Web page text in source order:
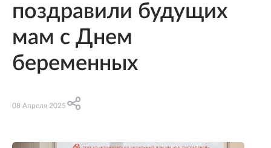
поздравили будущих
мам с Днем
беременных
08 Апреля 2025